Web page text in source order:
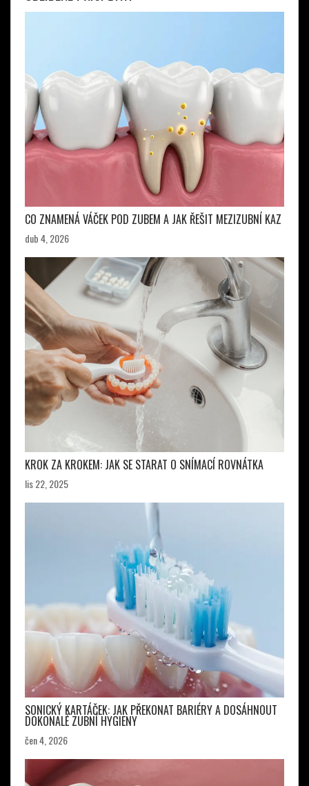
CO ZNAMENÁ VÁČEK POD ZUBEM A JAK ŘEŠIT MEZIZUBNÍ KAZ
dub 4, 2026
KROK ZA KROKEM: JAK SE STARAT O SNÍMACÍ ROVNÁTKA
lis 22, 2025
SONICKÝ KARTÁČEK: JAK PŘEKONAT BARIÉRY A DOSÁHNOUT
DOKONALÉ ZUBNÍ HYGIENY
čen 4, 2026